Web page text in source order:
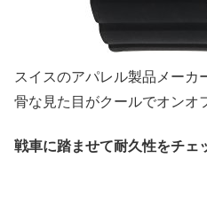
スイスのアパレル製品メーカ
骨な見た目がクールでオンオ
戦車に踏ませて耐久性をチェ